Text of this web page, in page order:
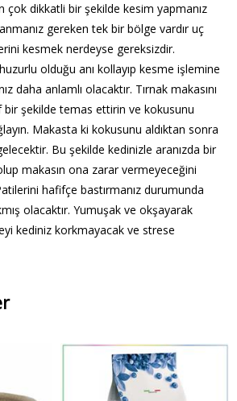
çok dikkatli bir şekilde kesim yapmanız
gereken tek bir bölge vardır uç
kesmek nerdeyse gereksizdir.
olduğu anı kollayıp kesme işlemine
daha anlamlı olacaktır. Tırnak makasını
şekilde temas ettirin ve kokusunu
Makasta ki kokusunu aldıktan sonra
Bu şekilde kedinizle aranızda bir
makasın ona zarar vermeyeceğini
hafifçe bastırmanız durumunda
olacaktır. Yumuşak ve okşayarak
kediniz korkmayacak ve strese